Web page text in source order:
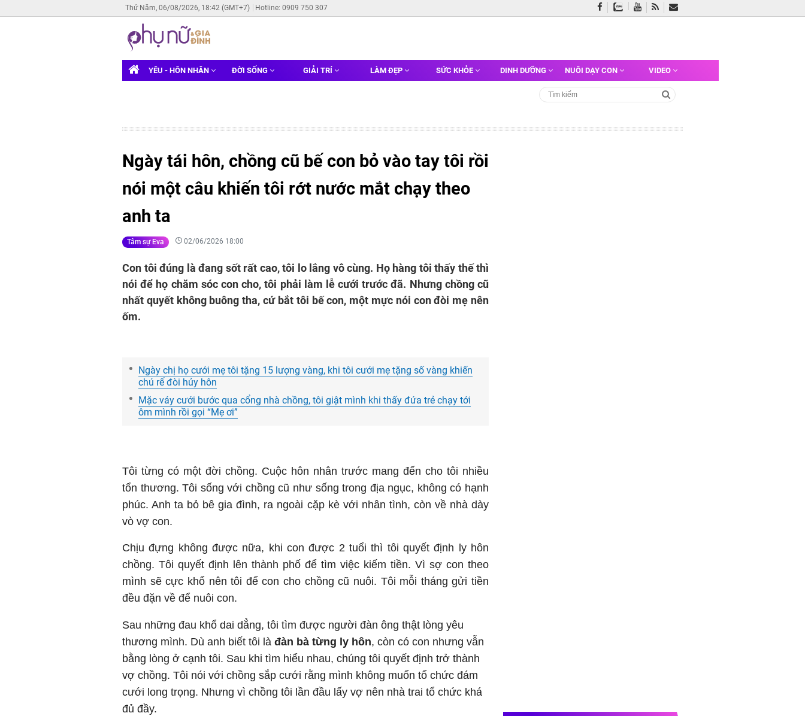
Thứ Năm, 06/08/2026, 18:42 (GMT+7) Hotline: 0909 750 307
YÊU - HÔN NHÂN ĐỜI SỐNG GIẢI TRÍ LÀM ĐẸP SỨC KHỎE DINH DƯỠNG NUÔI DẠY CON VIDEO
Ngày tái hôn, chồng cũ bế con bỏ vào tay tôi rồi
nói một câu khiến tôi rớt nước mắt chạy theo
anh ta
Tâm sự Eva 02/06/2026 18:00
Con tôi đúng là đang sốt rất cao, tôi lo lắng vô cùng. Họ hàng tôi thấy thế thì
nói để họ chăm sóc con cho, tôi phải làm lễ cưới trước đã. Nhưng chồng cũ
nhất quyết không buông tha, cứ bắt tôi bế con, một mực nói con đòi mẹ nên
ốm.
Ngày chị họ cưới mẹ tôi tặng 15 lượng vàng, khi tôi cưới mẹ tặng số vàng khiến
chú rể đòi hủy hôn
Mặc váy cưới bước qua cổng nhà chồng, tôi giật mình khi thấy đứa trẻ chạy tới
ôm mình rồi gọi “Mẹ ơi”
Tôi từng có một đời chồng. Cuộc hôn nhân trước mang đến cho tôi nhiều
tổn thương. Tôi sống với chồng cũ như sống trong địa ngục, không có hạnh
phúc. Anh ta bỏ bê gia đình, ra ngoài cặp kè với nhân tình, còn về nhà dày
vò vợ con.
Chịu đựng không được nữa, khi con được 2 tuổi thì tôi quyết định ly hôn
chồng. Tôi quyết định lên thành phố để tìm việc kiếm tiền. Vì sợ con theo
mình sẽ cực khổ nên tôi để con cho chồng cũ nuôi. Tôi mỗi tháng gửi tiền
đều đặn về để nuôi con.
Sau những đau khổ dai dẳng, tôi tìm được người đàn ông thật lòng yêu
thương mình. Dù anh biết tôi là đàn bà từng ly hôn, còn có con nhưng vẫn
bằng lòng ở cạnh tôi. Sau khi tìm hiểu nhau, chúng tôi quyết định trở thành
vợ chồng. Tôi nói với chồng sắp cưới rằng mình không muốn tổ chức đám
cưới long trọng. Nhưng vì chồng tôi lần đầu lấy vợ nên nhà trai tổ chức khá
đủ đầy.